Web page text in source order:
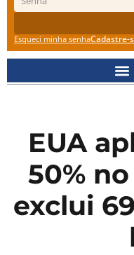
Esqueci minha senhaCadastre-
EUA
50%
exclui